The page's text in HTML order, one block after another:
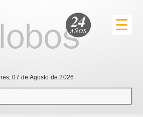
☰
07 de Agosto de 2026